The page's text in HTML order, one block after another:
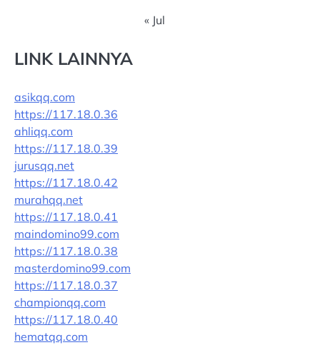
« Jul
LINK LAINNYA
asikqq.com
https://117.18.0.36
ahliqq.com
https://117.18.0.39
jurusqq.net
https://117.18.0.42
murahqq.net
https://117.18.0.41
maindomino99.com
https://117.18.0.38
masterdomino99.com
https://117.18.0.37
championqq.com
https://117.18.0.40
hematqq.com